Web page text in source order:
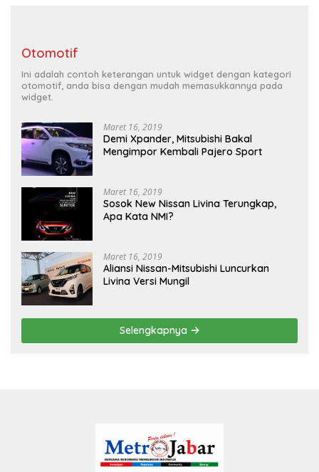
Otomotif
Ini adalah contoh keterangan untuk widget dengan kategori
otomotif, anda bisa dengan mudah memasukkannya pada
widget.
Maret 16, 2019
Demi Xpander, Mitsubishi Bakal
Mengimpor Kembali Pajero Sport
Maret 16, 2019
Sosok New Nissan Livina Terungkap,
Apa Kata NMI?
Maret 16, 2019
Aliansi Nissan-Mitsubishi Luncurkan
Livina Versi Mungil
Selengkapnya